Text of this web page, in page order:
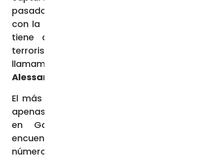
pasado 7 de octubre. Una conversación
con la mujer judía de origen argentino que
tiene a cinco familiares en manos de
terroristas en Gaza. Gratitud por el
llamamiento del Papa.
Alessandra Buzzetti *
El más pequeño se llama Kfir Bibas y tiene
apenas nueve meses. Con él como rehenes
en Gaza en manos de Hamás se
encuentran al menos otros 20 niños. El
número de personas brutalmente